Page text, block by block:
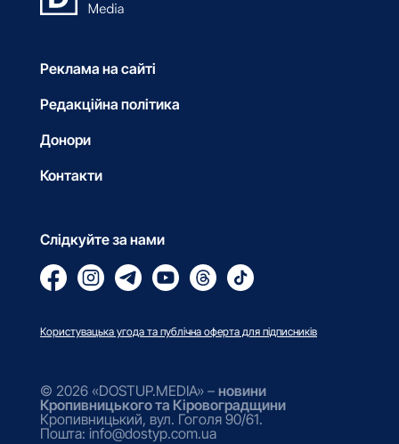
Реклама на сайті
Редакційна політика
Донори
Контакти
Слідкуйте за нами
Користувацька угода та публічна оферта для підписників
© 2026 «DOSTUP.MEDIA» – новини
Кропивницького та Кіровоградщини
Кропивницький, вул. Гоголя 90/61.
Пошта: info@dostyp.com.ua